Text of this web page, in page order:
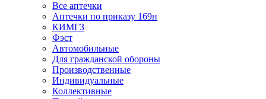
Все аптечки
Аптечки по приказу 169н
КИМГЗ
Фэст
Автомобильные
Для гражданской обороны
Производственные
Индивидуальные
Коллективные